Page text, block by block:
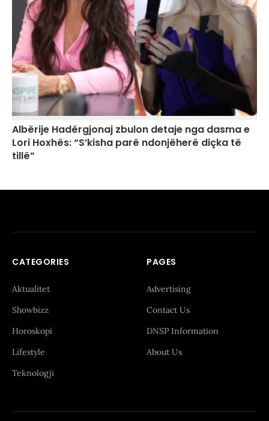
Albërije Hadërgjonaj zbulon detaje nga dasma e
Lori Hoxhës: “S’kisha parë ndonjëherë diçka të
tillë”
CATEGORIES
Aktualitet
Showbizz
Horoskopi
Lifestyle
Teknologji
PAGES
Advertising
Contact Us
DNSP Information
About Us